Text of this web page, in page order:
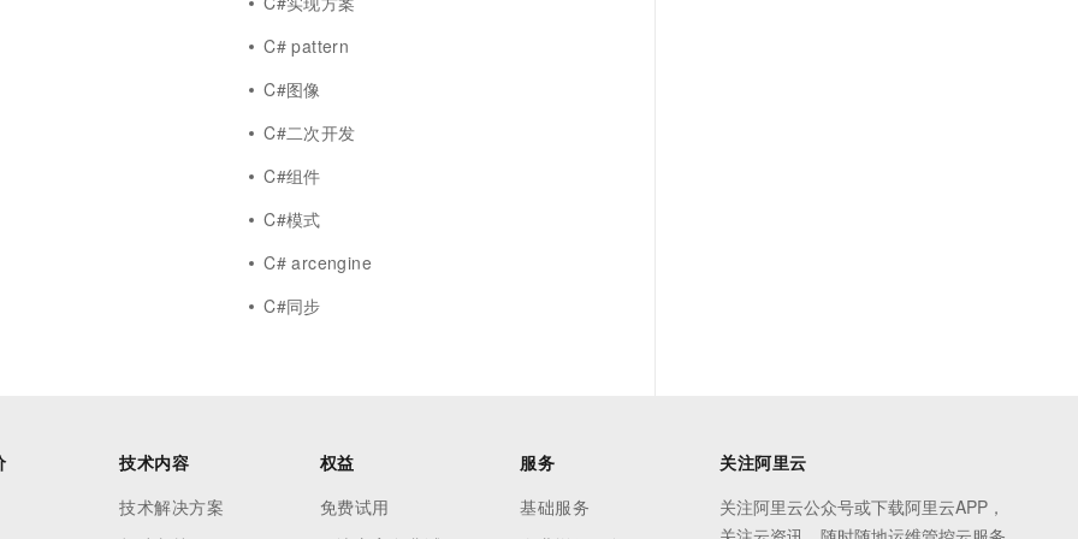
C# pattern
C#图像
C#二次开发
C#组件
C#模式
C# arcengine
C#同步
技术内容
技术解决方案
权益
免费试用
服务
基础服务
关注阿里云
关注阿里云公众号或下载阿里云APP，